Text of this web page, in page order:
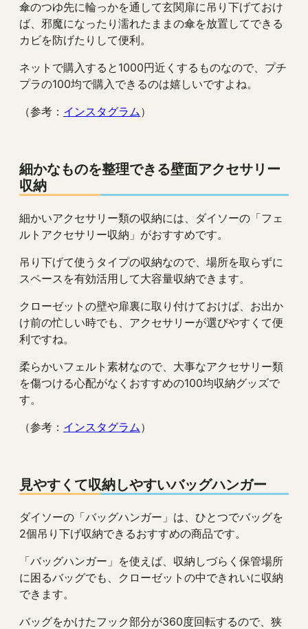
傘のつゆ先に輪っかを通して玄関扉に吊り下げておけ
ば、邪魔になったり濡れたままの傘を放置してできる
カビを防げたりして便利。
ネットで購入すると1000円近くするものなので、プチ
プラの100均で購入できるのは嬉しいですよね。
（参考： インスタグラム ）
細かなものを整理できる壁面アクセサリー
収納
細かいアクセサリー類の収納には、ダイソーの「フェ
ルトアクセサリー収納」がおすすめです。
吊り下げて使うタイプの収納なので、場所を取らずに
スペースを有効活用して大容量収納できます。
クローゼットの壁や扉裏に取り付けておけば、お出か
け前の忙しい時でも、アクセサリーが選びやすくて便
利ですね。
柔らかいフェルト素材なので、大事なアクセサリー類
を傷つける心配がなくおすすめの100均収納グッズで
す。
（参考： インスタグラム ）
見やすくて収納しやすいバッグハンガー
ダイソーの「バッグハンガー」は、ひとつでバッグを
2個吊り下げ収納できるおすすめの商品です。
「バッグハンガー」を使えば、収納しづらく保管場所
に困るバッグでも、クローゼットの中できれいに収納
できます。
バッグをかけたフック部分が360度回転するので、狭